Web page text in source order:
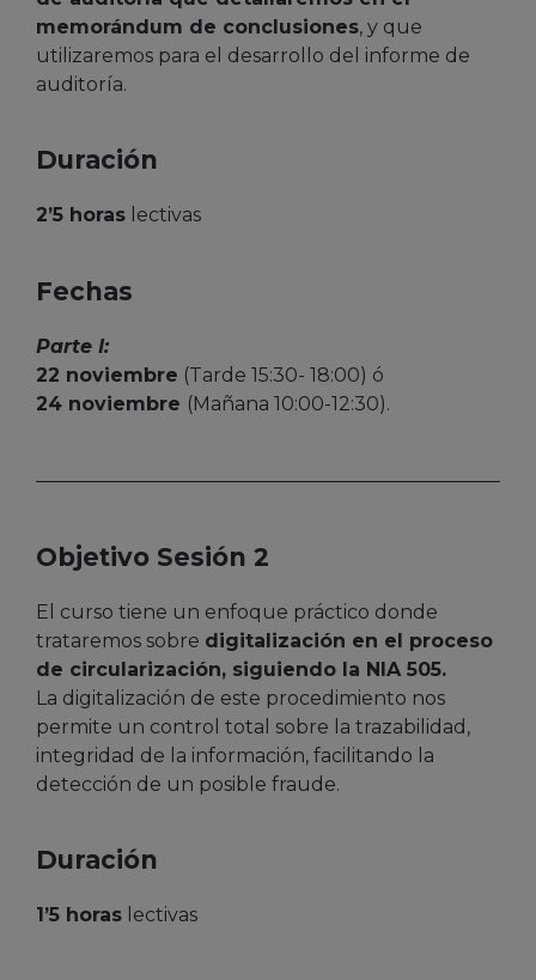
memorándum de conclusiones, y que
utilizaremos para el desarrollo del informe de
auditoría.
Duración
2’5 horas lectivas
Fechas
Parte I:
22 noviembre (Tarde 15:30- 18:00) ó
24 noviembre (Mañana 10:00-12:30).
Objetivo Sesión 2
El curso tiene un enfoque práctico donde
trataremos sobre digitalización en el proceso
de circularización, siguiendo la NIA 505.
La digitalización de este procedimiento nos
permite un control total sobre la trazabilidad,
integridad de la información, facilitando la
detección de un posible fraude.
Duración
1’5 horas lectivas